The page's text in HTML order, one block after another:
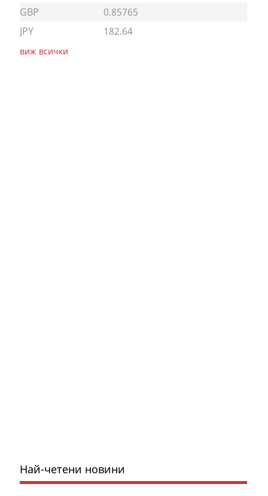
GBP
0.85765
JPY
182.64
виж всички
Най-четени новини